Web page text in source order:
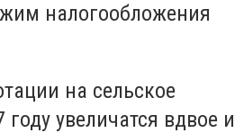
налогообложения
на сельское
году увеличатся вдвое и